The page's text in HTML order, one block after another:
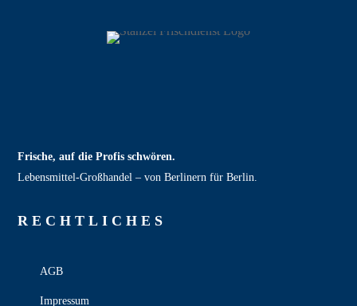
Frische, auf die Profis schwören.
Lebensmittel‑Großhandel – von Berlinern für Berlin.
RECHT­LICHES
AGB
Impressum